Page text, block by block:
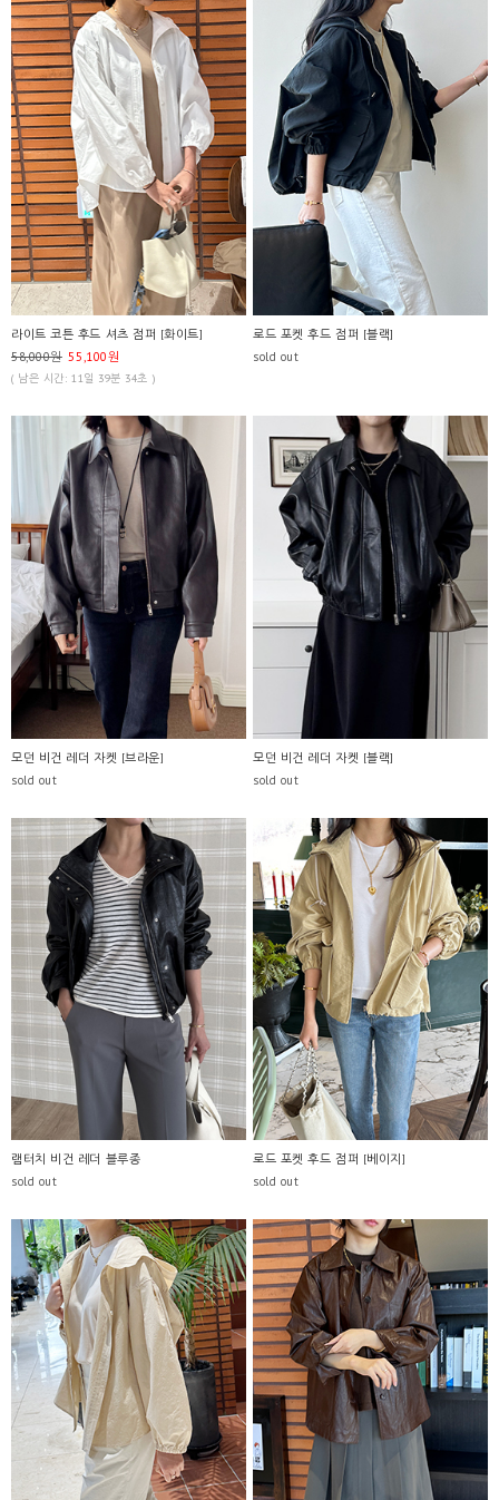
라이트 코튼 후드 셔츠 점퍼 [화이트]
58,000원 55,100원
( 남은 시간: 11일 39분 34초 )
로드 포켓 후드 점퍼 [블랙]
sold out
모던 비건 레더 자켓 [브라운]
sold out
모던 비건 레더 자켓 [블랙]
sold out
램터치 비건 레더 블루종
sold out
로드 포켓 후드 점퍼 [베이지]
sold out